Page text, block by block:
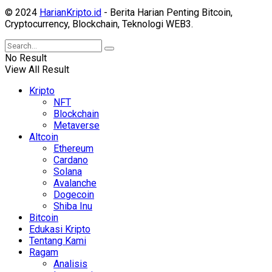
© 2024 HarianKripto.id - Berita Harian Penting Bitcoin,
Cryptocurrency, Blockchain, Teknologi WEB3.
No Result
View All Result
Kripto
NFT
Blockchain
Metaverse
Altcoin
Ethereum
Cardano
Solana
Avalanche
Dogecoin
Shiba Inu
Bitcoin
Edukasi Kripto
Tentang Kami
Ragam
Analisis